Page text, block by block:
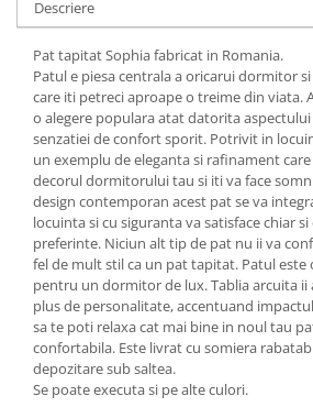
Descriere
Pat tapitat Sophia fabricat in Romania.
Patul e piesa centrala a oricarui dormitor
care iti petreci aproape o treime din viata.
o alegere populara atat datorita aspectului
senzatiei de confort sporit. Potrivit in
un exemplu de eleganta si rafinament
decorul dormitorului tau si iti va face
design contemporan acest pat se va
locuinta si cu siguranta va satisface chiar
preferinte. Niciun alt tip de pat nu ii va
fel de mult stil ca un pat tapitat. Patul este
pentru un dormitor de lux. Tablia arcuita ii
plus de personalitate, accentuand
sa te poti relaxa cat mai bine in noul tau
confortabila. Este livrat cu somiera
depozitare sub saltea.
Se poate executa si pe alte culori.